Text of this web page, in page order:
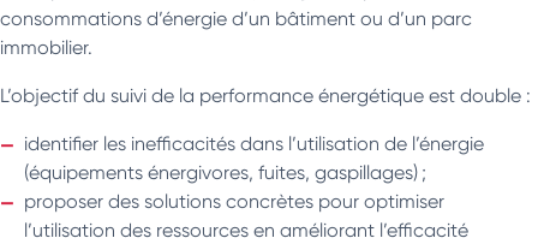
consommations d’énergie d’un bâtiment ou d’un parc
immobilier.
L’objectif du suivi de la performance énergétique est double :
identifier les inefficacités dans l’utilisation de l’énergie
(équipements énergivores, fuites, gaspillages) ;
proposer des solutions concrètes pour optimiser
l’utilisation des ressources en améliorant l’efficacité